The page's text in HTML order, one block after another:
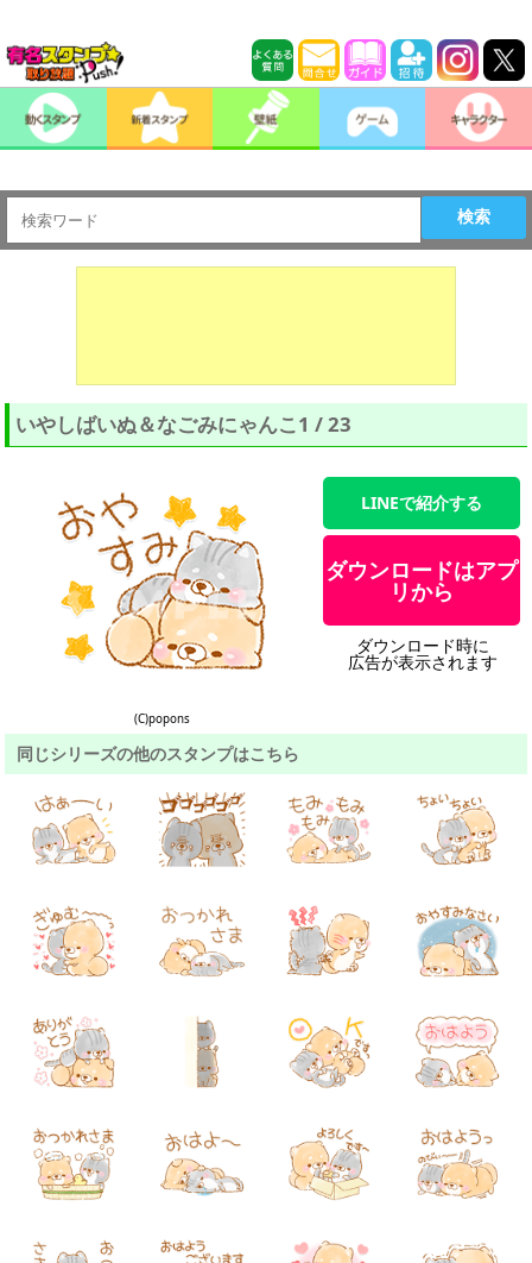
検索
いやしばいぬ＆なごみにゃんこ1 / 23
(C)popons
LINEで紹介する
ダウンロードはアプ
リから
ダウンロード時に
広告が表示されます
同じシリーズの他のスタンプはこちら